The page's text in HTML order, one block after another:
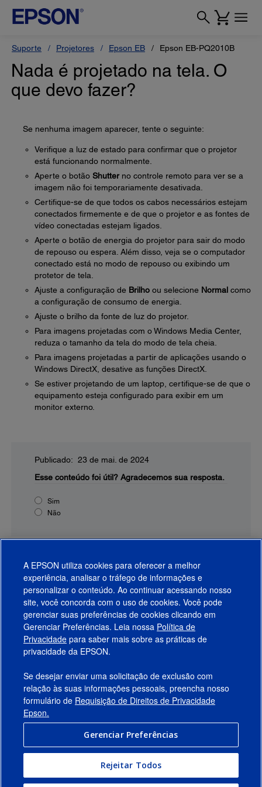
Suporte Projetores Epson EB Epson EB-PQ2010B
Nada é projetado na tela. O
que devo fazer?
Se nenhuma imagem aparecer, tente o seguinte:
Verifique a luz de estado para confirmar que o projetor
está funcionando normalmente.
Aperte o botão Shutterno controle remoto para ver se a
imagem não foi temporariamente desativada.
Certifique-se de que todos os cabos necessários estejam
conectados firmemente e de que o projetor e as fontes de
vídeo conectadas estejam ligados.
Aperte o botão de energia do projetor para sair do modo
de repouso ou espera. Além disso, veja se o computador
conectado está no modo de repouso ou exibindo um
protetor de tela.
Ajuste a configuração de Brilho ou selecione Normal como
a configuração de consumo de energia.
Ajuste o brilho da fonte de luz do projetor.
Para imagens projetadas com o Windows Media Center,
reduza o tamanho da tela do modo de tela cheia.
Para imagens projetadas a partir de aplicações usando o
Windows DirectX, desative as funções DirectX.
Se estiver projetando de um laptop, certifique-se de que o
equipamento esteja configurado para exibir em um
monitor externo.
Publicado: 23 de mai. de 2024
Esse conteúdo foi útil? Agradecemos sua resposta.
Sim
Não
Produtos
Suporte
Links Sugeridos
Empresa
Conecte-se com a Epson
A EPSON utiliza cookies para oferecer a melhor
experiência, analisar o tráfego de informações e
personalizar o conteúdo. Ao continuar acessando nosso
site, você concorda com o uso de cookies. Você pode
gerenciar suas preferências de cookies clicando em
Gerenciar Preferências. Leia nossa Política de
Privacidade para saber mais sobre as práticas de
privacidade da EPSON.
Se desejar enviar uma solicitação de exclusão com
relação às suas informações pessoais, preencha nosso
formulário de Requisição de Direitos de Privacidade
Epson.
Gerenciar Preferências
Rejeitar Todos